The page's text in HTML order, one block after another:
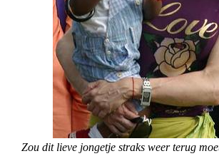
Zou dit lieve jongetje straks weer terug